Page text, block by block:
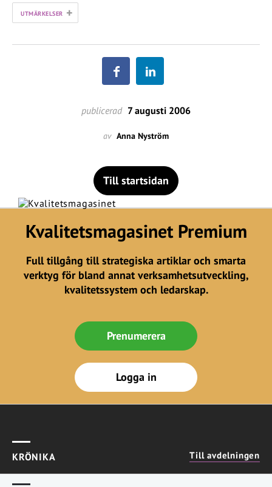
UTMÄRKELSER +
publicerad 7 augusti 2006
av Anna Nyström
Till startsidan
Kvalitetsmagasinet Premium
Full tillgång till strategiska artiklar och smarta
verktyg för bland annat verksamhetsutveckling,
kvalitetssystem och ledarskap.
Prenumerera
Logga in
KRÖNIKA Till avdelningen